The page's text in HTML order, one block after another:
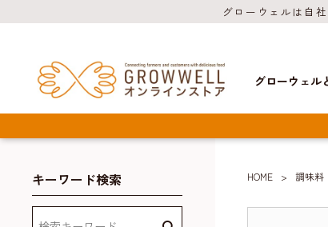
グローウェルは自
グローウェル
キーワード検索 HOME 調味料